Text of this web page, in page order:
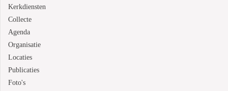
Kerkdiensten
Collecte
Agenda
Organisatie
Locaties
Publicaties
Foto's